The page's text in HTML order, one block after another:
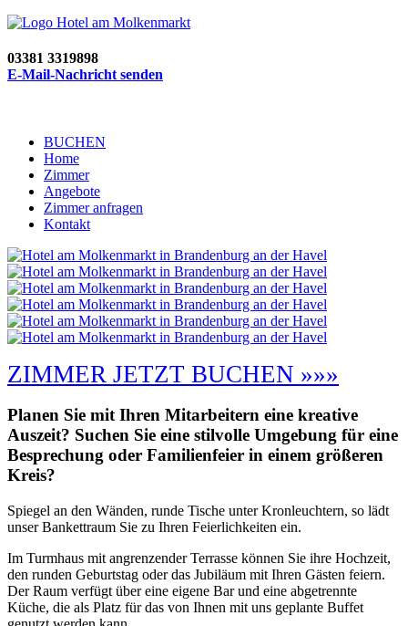
03381 3319898
E-Mail-Nachricht senden
BUCHEN
Home
Zimmer
Angebote
Zimmer anfragen
Kontakt
ZIMMER JETZT BUCHEN »»»
Planen Sie mit Ihren Mitarbeitern eine kreative
Auszeit? Suchen Sie eine stilvolle Umgebung für eine
Besprechung oder Familienfeier in einem größeren
Kreis?
Spiegel an den Wänden, runde Tische unter Kronleuchtern, so lädt
unser Bankettraum Sie zu Ihren Feierlichkeiten ein.
Im Turmhaus mit angrenzender Terrasse können Sie ihre Hochzeit,
den runden Geburtstag oder das Jubiläum mit Ihren Gästen feiern.
Der Raum verfügt über eine eigene Bar und eine abgetrennte
Küche, die als Platz für das von Ihnen mit uns geplante Buffet